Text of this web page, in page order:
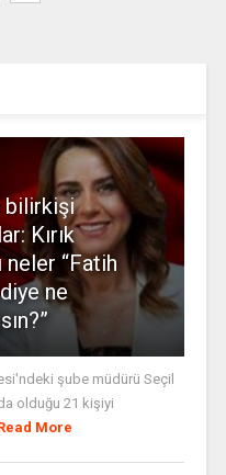
bilirkişi
Kırık
neler “Fatih
ne
şube müdürü Seçil
olduğu 21 kişiyi
More